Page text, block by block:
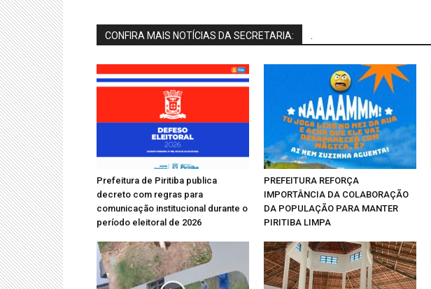
CONFIRA MAIS NOTÍCIAS DA SECRETARIA:
Prefeitura de Piritiba publica
decreto com regras para
comunicação institucional durante o
período eleitoral de 2026
PREFEITURA REFORÇA
IMPORTÂNCIA DA COLABORAÇÃO
DA POPULAÇÃO PARA MANTER
PIRITIBA LIMPA